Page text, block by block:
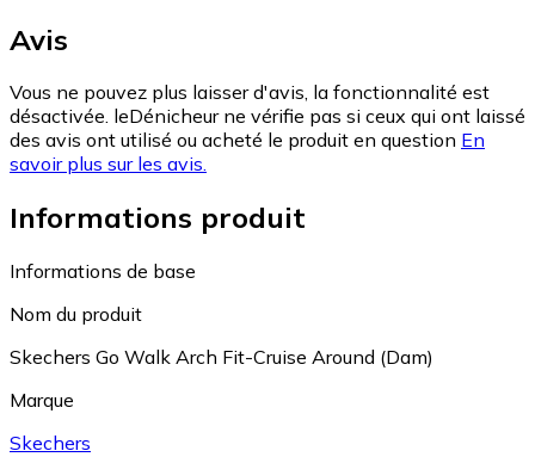
Avis
Vous ne pouvez plus laisser d'avis, la fonctionnalité est
désactivée. leDénicheur ne vérifie pas si ceux qui ont laissé
des avis ont utilisé ou acheté le produit en question En
savoir plus sur les avis.
Informations produit
Informations de base
Nom du produit
Skechers Go Walk Arch Fit-Cruise Around (Dam)
Marque
Skechers